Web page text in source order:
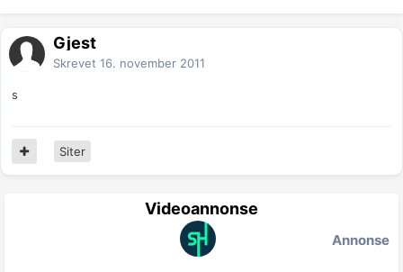
Gjest
Skrevet 16. november 2011
s
Siter
Videoannonse
Annonse